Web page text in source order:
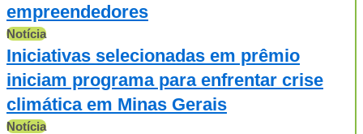
empreendedores
Notícia
Iniciativas selecionadas em prêmio
iniciam programa para enfrentar crise
climática em Minas Gerais
Notícia